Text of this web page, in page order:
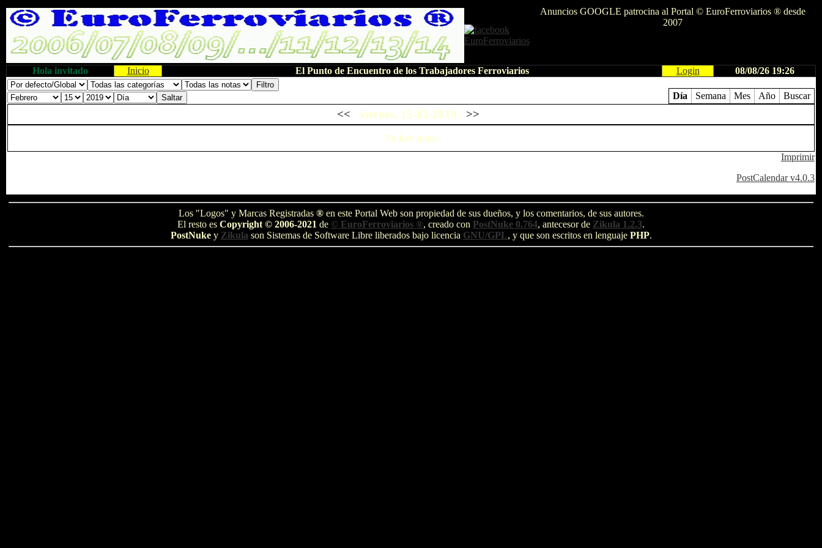
Anuncios GOOGLE patrocina al Portal © EuroFerroviarios ® desde
2007
Hola invitado Inicio El Punto de Encuentro de los Trabajadores Ferroviarios Login 08/08/26 19:26
Día Semana Mes Año Buscar
<< viernes, 15-02-2019 >>
No hay notas
Imprimir
PostCalendar v4.0.3
Los "Logos" y Marcas Registradas ®en este Portal Web son propiedad de sus dueños, y los comentarios, de sus autores.
El resto es Copyright © 2006-2021 de © EuroFerroviarios ®, creado con PostNuke 0.764, antecesor de Zikula 1.2.3.
PostNukey Zikula son Sistemas de Software Libre liberados bajo licencia GNU/GPL, y que son escritos en lenguaje PHP.